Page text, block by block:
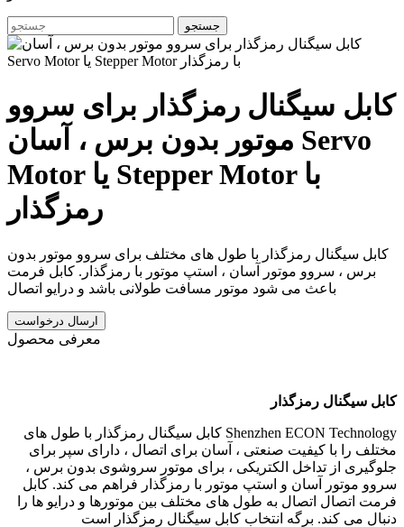
جستجو
کابل سیگنال رمزگذار برای سروو
موتور بدون برس ، آسان Servo
Motor یا Stepper Motor با
رمزگذار
کابل سیگنال رمزگذار با طول های مختلف برای سروو موتور بدون
برس ، سروو موتور آسان ، استپ موتور با رمزگذار. کابل فرمت
باعث می شود موتور مسافت طولانی باشد و درایو اتصال
ارسال درخواست
معرفی محصول
کابل سیگنال رمزگذار
Shenzhen ECON Technology کابل سیگنال رمزگذار با طول های
مختلف را با کیفیت صنعتی ، آسان برای اتصال ، دارای سپر برای
جلوگیری از تداخل الکتریکی ، برای موتور سروشوی بدون برس ،
سروو موتور آسان و استپ موتور با رمزگذار فراهم می کند. کابل
فرمت اتصال اتصال به طول های مختلف بین موتورها و درایو ها را
دنبال می کند. برگه انتخاب کابل سیگنال رمزگذار است